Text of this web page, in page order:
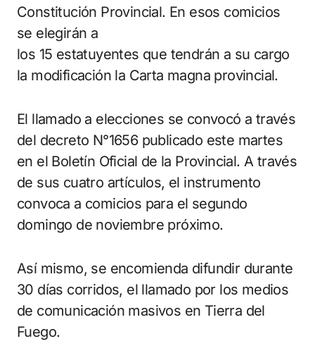
Constitución Provincial. En esos comicios
se elegirán a
los 15 estatuyentes que tendrán a su cargo
la modificación la Carta magna provincial.
El llamado a elecciones se convocó a través
del decreto N°1656 publicado este martes
en el Boletín Oficial de la Provincial. A través
de sus cuatro artículos, el instrumento
convoca a comicios para el segundo
domingo de noviembre próximo.
Así mismo, se encomienda difundir durante
30 días corridos, el llamado por los medios
de comunicación masivos en Tierra del
Fuego.